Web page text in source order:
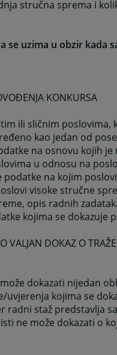
stručna sprema i
se uzima u obzir kada
KONKURSA
ili sličnim poslovima,
kao jedan od
na osnovu kojih
u odnosu na
na kojim
visoke stručne
opis radnih
kojima se dokazuje
VALJAN DOKAZ O
dokazati nijedan
kojima se
radni staž predstavlja
ne može dokazati o